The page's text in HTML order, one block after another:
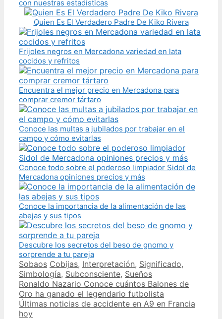
con nuestras estadísticas
Quien Es El Verdadero Padre De Kiko Rivera
Frijoles negros en Mercadona variedad en lata
cocidos y refritos
Encuentra el mejor precio en Mercadona para
comprar cremor tártaro
Conoce las multas a jubilados por trabajar en el
campo y cómo evitarlas
Conoce todo sobre el poderoso limpiador Sidol de
Mercadona opiniones precios y más
Conoce la importancia de la alimentación de las
abejas y sus tipos
Descubre los secretos del beso de gnomo y
sorprende a tu pareja
Categories
Sobaos Tags
Cobijas, Interpretación, Significado,
Simbología, Subconsciente, Sueños
Post
navigation
Ronaldo Nazario Conoce cuántos Balones de
Oro ha ganado el legendario futbolista
Últimas noticias de accidente en A9 en Francia
hoy